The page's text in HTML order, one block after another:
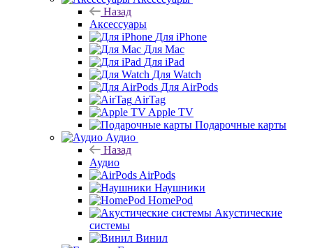
Назад
Аксессуары
Для iPhone
Для Mac
Для iPad
Для Watch
Для AirPods
AirTag
Apple TV
Подарочные карты
Аудио
Назад
Аудио
AirPods
Наушники
HomePod
Акустические
системы
Винил